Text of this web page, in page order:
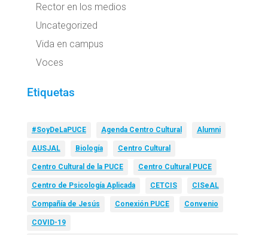
Rector en los medios
Uncategorized
Vida en campus
Voces
Etiquetas
#SoyDeLaPUCE Agenda Centro Cultural Alumni
AUSJAL Biología Centro Cultural
Centro Cultural de la PUCE Centro Cultural PUCE
Centro de Psicología Aplicada CETCIS CISeAL
Compañía de Jesús Conexión PUCE Convenio
COVID-19